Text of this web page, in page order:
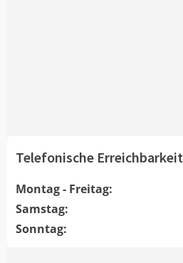
Telefonische Erreichbarkeit
Montag - Freitag:
Samstag:
Sonntag: